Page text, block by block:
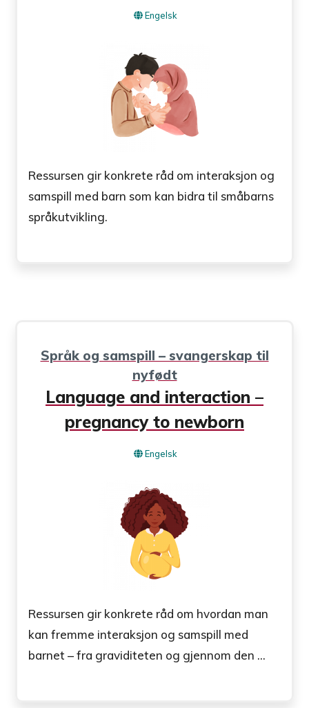
Engelsk
Ressursen gir konkrete råd om interaksjon og
samspill med barn som kan bidra til småbarns
språkutvikling.
Språk og samspill – svangerskap til
nyfødt
Language and interaction –
pregnancy to newborn
Engelsk
Ressursen gir konkrete råd om hvordan man
kan fremme interaksjon og samspill med
barnet – fra graviditeten og gjennom den ...